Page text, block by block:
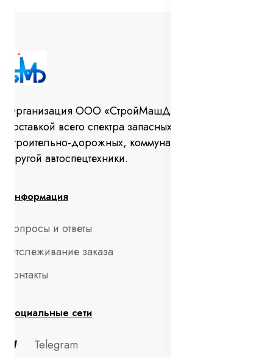
Организация ООО «СтройМашДеталь» занимается
поставкой всего спектра запасных частей для
строительно-дорожных, коммунальных машин и
другой автоспецтехники.
Информация
Вопросы и ответы
Отслеживание заказа
Контакты
Социальные сети
Telegram